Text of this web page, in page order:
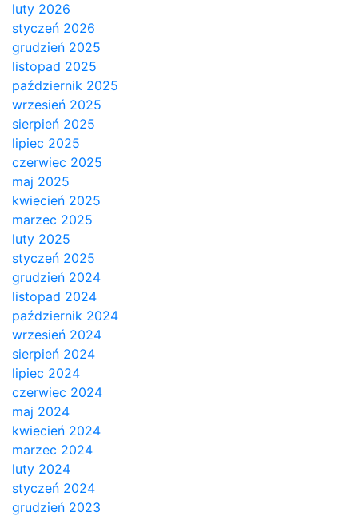
luty 2026
styczeń 2026
grudzień 2025
listopad 2025
październik 2025
wrzesień 2025
sierpień 2025
lipiec 2025
czerwiec 2025
maj 2025
kwiecień 2025
marzec 2025
luty 2025
styczeń 2025
grudzień 2024
listopad 2024
październik 2024
wrzesień 2024
sierpień 2024
lipiec 2024
czerwiec 2024
maj 2024
kwiecień 2024
marzec 2024
luty 2024
styczeń 2024
grudzień 2023